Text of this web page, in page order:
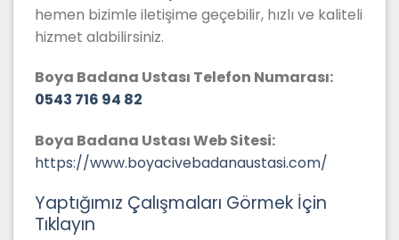
hemen bizimle iletişime geçebilir, hızlı ve kaliteli
hizmet alabilirsiniz.
Boya Badana Ustası Telefon Numarası:
0543 716 94 82
Boya Badana Ustası Web Sitesi:
https://www.boyacivebadanaustasi.com/
Yaptığımız Çalışmaları Görmek İçin
Tıklayın